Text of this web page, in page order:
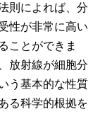
則によれば、分
性が非常に高い
ことができま
放射線が細胞分
う基本的な性質
る科学的根拠を